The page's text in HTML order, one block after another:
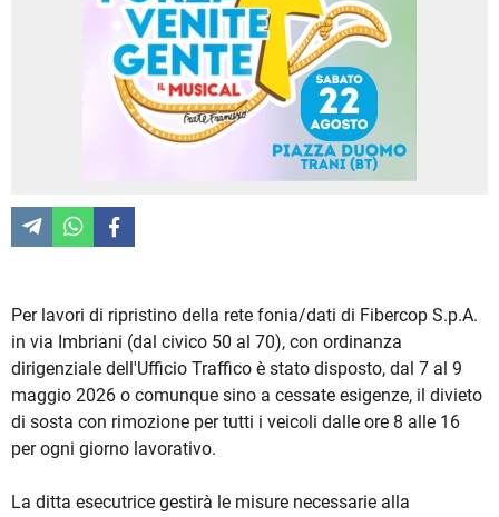
Per lavori di ripristino della rete fonia/dati di Fibercop S.p.A.
in via Imbriani (dal civico 50 al 70), con ordinanza
dirigenziale dell'Ufficio Traffico è stato disposto, dal 7 al 9
maggio 2026 o comunque sino a cessate esigenze, il divieto
di sosta con rimozione per tutti i veicoli dalle ore 8 alle 16
per ogni giorno lavorativo.
La ditta esecutrice gestirà le misure necessarie alla